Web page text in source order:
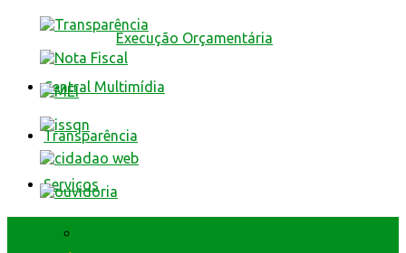
Execução Orçamentária
Central Multimídia
Transparência
Serviços